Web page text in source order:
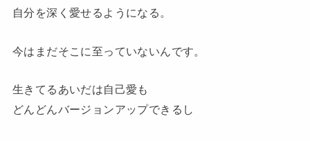
自分を深く愛せるようになる。
今はまだそこに至っていないんです。
生きてるあいだは自己愛も
どんどんバージョンアップできるし